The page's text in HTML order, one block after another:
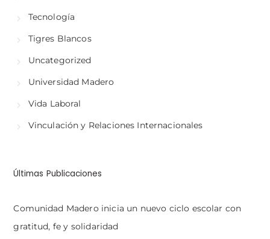
Tecnología
Tigres Blancos
Uncategorized
Universidad Madero
Vida Laboral
Vinculación y Relaciones Internacionales
Últimas Publicaciones
Comunidad Madero inicia un nuevo ciclo escolar con
gratitud, fe y solidaridad